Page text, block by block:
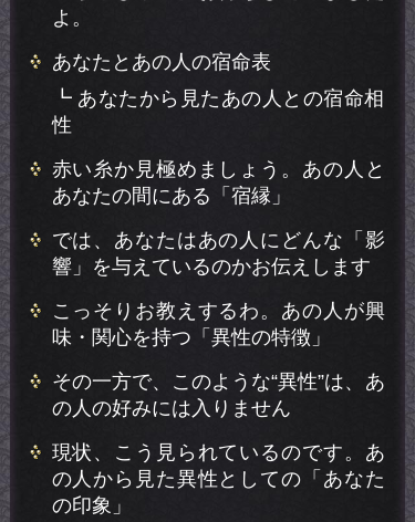
よ。
あなたとあの人の宿命表
┗ あなたから見たあの人との宿命相
性
赤い糸か見極めましょう。あの人と
あなたの間にある「宿縁」
では、あなたはあの人にどんな「影
響」を与えているのかお伝えします
こっそりお教えするわ。あの人が興
味・関心を持つ「異性の特徴」
その一方で、このような“異性”は、あ
の人の好みには入りません
現状、こう見られているのです。あ
の人から見た異性としての「あなた
の印象」